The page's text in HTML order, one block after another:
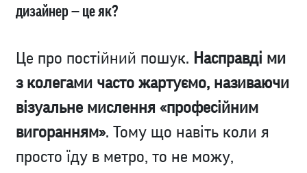
дизайнер — це як?
Це про постійний пошук. Насправді ми
з колегами часто жартуємо, називаючи
візуальне мислення «професійним
вигоранням». Тому що навіть коли я
просто їду в метро, то не можу,